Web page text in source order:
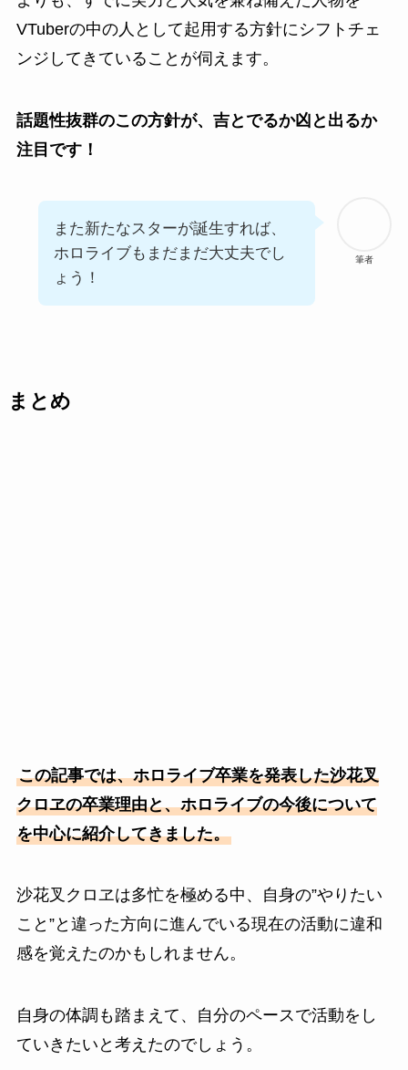
VTuberの中の人として起用する方針にシフトチェ
ンジしてきていることが伺えます。
話題性抜群のこの方針が、吉とでるか凶と出るか
注目です！
筆者
また新たなスターが誕生すれば、
ホロライブもまだまだ大丈夫でし
ょう！
まとめ
この記事では、ホロライブ卒業を発表した沙花叉
クロヱの卒業理由と、ホロライブの今後について
を中心に紹介してきました。
沙花叉クロヱは多忙を極める中、自身の”やりたい
こと”と違った方向に進んでいる現在の活動に違和
感を覚えたのかもしれません。
自身の体調も踏まえて、自分のペースで活動をし
ていきたいと考えたのでしょう。